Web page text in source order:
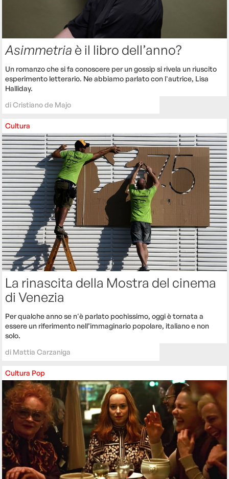
Asimmetria è il libro dell’anno?
Un romanzo che si fa conoscere per un gossip si rivela un riuscito
esperimento letterario. Ne abbiamo parlato con l'autrice, Lisa
Halliday.
diCristiano de Majo
Cultura
La rinascita della Mostra del cinema
di Venezia
Per qualche anno se n'è parlato pochissimo, oggi è tornata a
essere un riferimento nell’immaginario popolare, italiano e non
solo.
di Mattia Carzaniga
Cultura Pop